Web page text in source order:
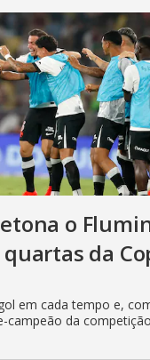
o
da
em cada tempo e,
campeão da